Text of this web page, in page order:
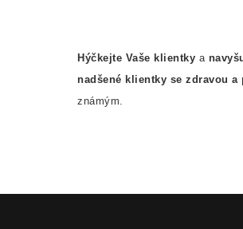
Hýčkejte Vaše klientky a
nadšené klientky se zdravou a
známým.